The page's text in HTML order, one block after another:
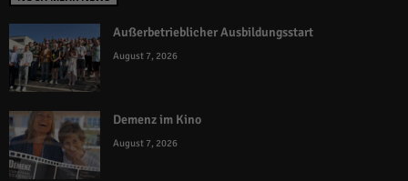
Außerbetrieblicher Ausbildungsstart
August 7, 2026
Demenz im Kino
August 7, 2026